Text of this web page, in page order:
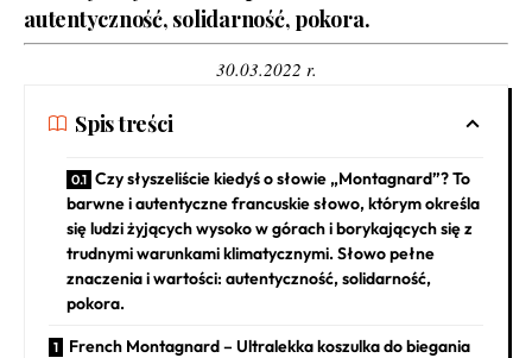
autentyczność, solidarność, pokora.
30.03.2022 r.
Spis treści
Czy słyszeliście kiedyś o słowie „Montagnard”? To
barwne i autentyczne francuskie słowo, którym określa
się ludzi żyjących wysoko w górach i borykających się z
trudnymi warunkami klimatycznymi. Słowo pełne
znaczenia i wartości: autentyczność, solidarność,
pokora.
French Montagnard – Ultralekka koszulka do biegania